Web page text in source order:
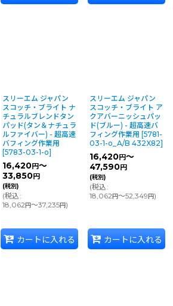
スリーエム ジャパン
スコッチ・ブライト ナ
チュラルブレンドタン
パッド(タン＆ナチュラ
ルファイバー) - 超高速
バフィング作業用
[5783-03-1-o]
16,420円～
33,850円
(税別)
(税込:
18,062円～37,235円)
カートに入れる
スリーエム ジャパン
スコッチ・ブライト ア
クアバーニッシュパッ
ド(ブルー) - 超高速バ
フィング作業用 [5781-
03-1-o_A/B 432X82]
16,420円～
47,590円
(税別)
(税込:
18,062円～52,349円)
カートに入れる